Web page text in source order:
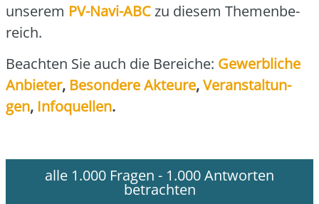
unse­rem PV-Navi-ABCzu die­sem The­men­be­
reich.
Beach­ten Sie auch die Berei­che: Gewerb­li­che
Anbie­ter, Beson­de­re Akteu­re,Ver­an­stal­tun­
gen, Info­quel­len.
alle 1.000 Fragen - 1.000 Antworten
betrachten